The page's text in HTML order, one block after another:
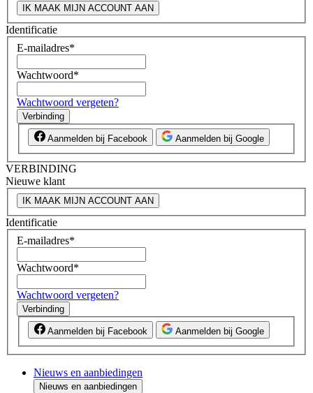
IK MAAK MIJN ACCOUNT AAN
Identificatie
E-mailadres*
Wachtwoord*
Wachtwoord vergeten?
Verbinding
Aanmelden bij Facebook Aanmelden bij Google
VERBINDING
Nieuwe klant
IK MAAK MIJN ACCOUNT AAN
Identificatie
E-mailadres*
Wachtwoord*
Wachtwoord vergeten?
Verbinding
Aanmelden bij Facebook Aanmelden bij Google
Nieuws en aanbiedingen
Nieuws en aanbiedingen